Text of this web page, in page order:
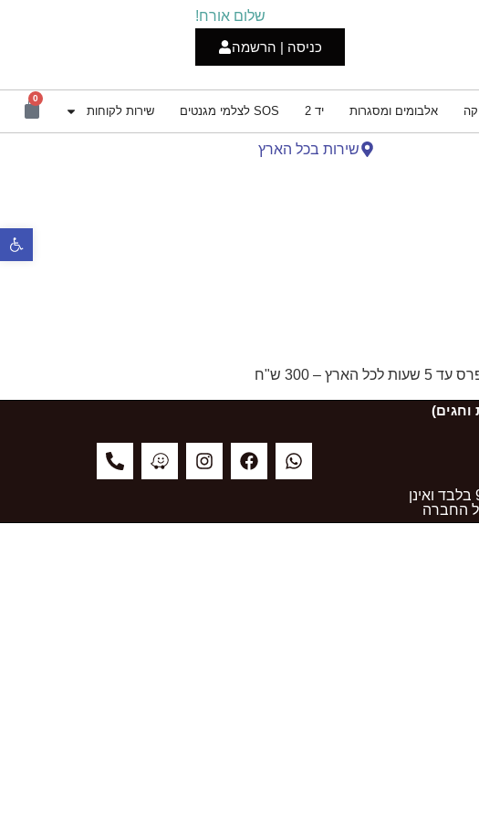
שלום אורח!
כניסה | הרשמה
אלבומים ומסגרות יד 2 SOS לצלמי מגנטים שירות לקוחות
0
שירות בכל הארץ
כל הזכויות על התמונות והעיצוב באתר שייכות להפקות 9.9 בלבד ואינן
החברה
פתח